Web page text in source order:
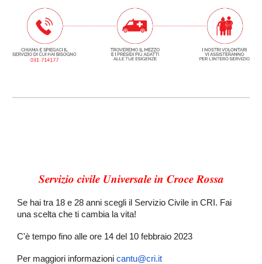
𝑺𝒆𝒓𝒗𝒊𝒛𝒊𝒐 𝒄𝒊𝒗𝒊𝒍𝒆 𝑼𝒏𝒊𝒗𝒆𝒓𝒔𝒂𝒍𝒆 𝒊𝒏 𝑪𝒓𝒐𝒄𝒆 𝑹𝒐𝒔𝒔𝒂
Se hai tra 18 e 28 anni scegli il Servizio Civile in CRI. Fai
una scelta che ti cambia la vita!
C'è tempo fino alle ore 14 del 10 febbraio 2023
Per maggiori informazionicantu@cri.it